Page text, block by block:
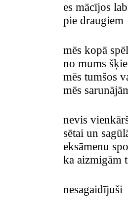
es mācījos
pie draugiem
mēs kopā
no mums
mēs tumšos
mēs
nevis
sētai un
eksāmenu
ka aizmigām
nesagaidījuši